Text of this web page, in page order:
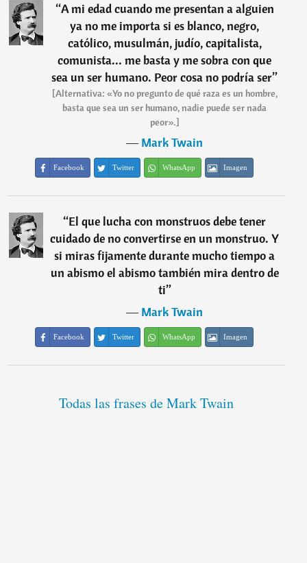
“A mi edad cuando me presentan a alguien
ya no me importa si es blanco, negro,
católico, musulmán, judío, capitalista,
comunista... me basta y me sobra con que
sea un ser humano. Peor cosa no podría ser”
[Alternativa: «Yo no pregunto de qué raza es un hombre,
basta que sea un ser humano, nadie puede ser nada
peor».]
―Mark Twain
Facebook Twitter WhatsApp Imagen
“El que lucha con monstruos debe tener
cuidado de no convertirse en un monstruo. Y
si miras fijamente durante mucho tiempo a
un abismo el abismo también mira dentro de
ti”
―Mark Twain
Facebook Twitter WhatsApp Imagen
Todas las frases de Mark Twain